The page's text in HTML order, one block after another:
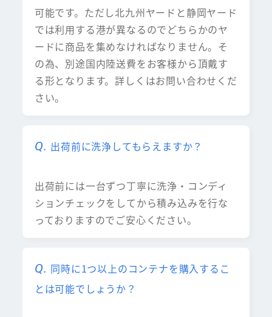
可能です。ただし北九州ヤードと静岡ヤード
では利用する港が異なるのでどちらかのヤ
ードに商品を集めなければなりません。そ
の為、別途国内陸送費をお客様から頂戴す
る形となります。詳しくはお問い合わせくだ
さい。
出荷前に洗浄してもらえますか？
出荷前には一台ずつ丁寧に洗浄・コンディ
ションチェックをしてから積み込みを行な
っておりますのでご安心ください。
同時に1つ以上のコンテナを購入するこ
とは可能でしょうか？